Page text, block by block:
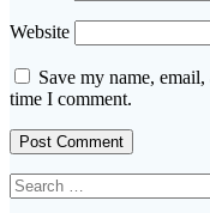
Website
Save my name,
time I comment.
Search
for: